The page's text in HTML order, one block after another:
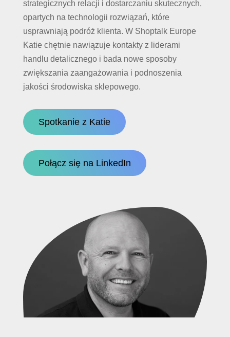
strategicznych relacji i dostarczaniu skutecznych,
opartych na technologii rozwiązań, które
usprawniają podróż klienta. W Shoptalk Europe
Katie chętnie nawiązuje kontakty z liderami
handlu detalicznego i bada nowe sposoby
zwiększania zaangażowania i podnoszenia
jakości środowiska sklepowego.
Spotkanie z Katie
Połącz się na LinkedIn